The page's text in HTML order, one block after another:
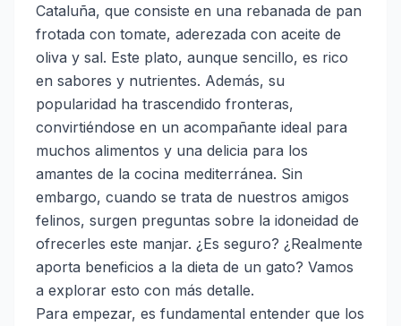
Cataluña, que consiste en una rebanada de pan
frotada con tomate, aderezada con aceite de
oliva y sal. Este plato, aunque sencillo, es rico
en sabores y nutrientes. Además, su
popularidad ha trascendido fronteras,
convirtiéndose en un acompañante ideal para
muchos alimentos y una delicia para los
amantes de la cocina mediterránea. Sin
embargo, cuando se trata de nuestros amigos
felinos, surgen preguntas sobre la idoneidad de
ofrecerles este manjar. ¿Es seguro? ¿Realmente
aporta beneficios a la dieta de un gato? Vamos
a explorar esto con más detalle.
Para empezar, es fundamental entender que los